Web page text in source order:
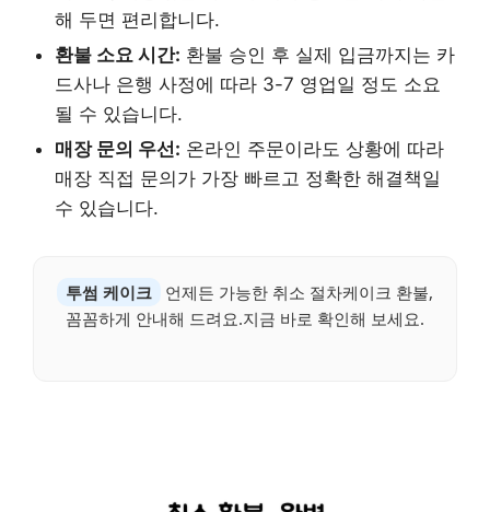
해 두면 편리합니다.
환불 소요 시간: 환불 승인 후 실제 입금까지는 카
드사나 은행 사정에 따라 3-7 영업일 정도 소요
될 수 있습니다.
매장 문의 우선: 온라인 주문이라도 상황에 따라
매장 직접 문의가 가장 빠르고 정확한 해결책일
수 있습니다.
투썸 케이크
언제든 가능한 취소 절차케이크 환불,
꼼꼼하게 안내해 드려요.지금 바로 확인해 보세요.